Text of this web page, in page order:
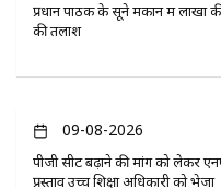
प्रधान पाठक के सूने मकान में लाखों
की तलाश
09-08-2026
पीजी सीट बढ़ाने की मांग को लेकर
प्रस्ताव उच्च शिक्षा अधिकारी को भेजा